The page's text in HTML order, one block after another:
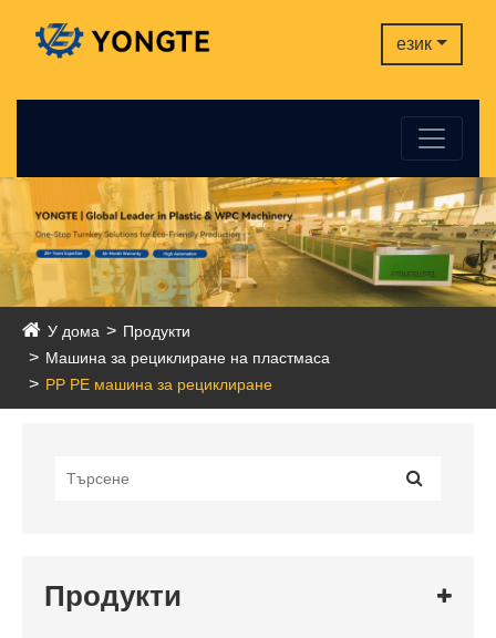
език
У дома
Продукти
Машина за рециклиране на пластмаса
PP PE машина за рециклиране
Продукти